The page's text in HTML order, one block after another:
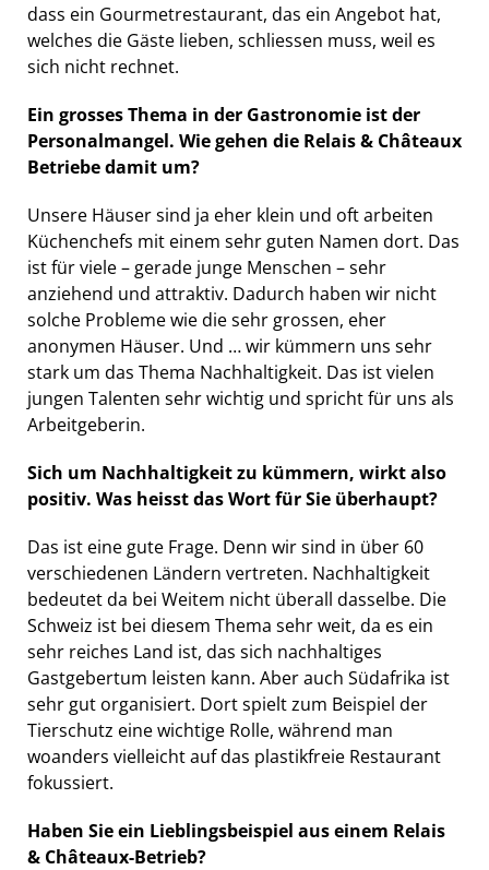
dass ein Gourmetrestaurant, das ein Angebot hat,
welches die Gäste lieben, schliessen muss, weil es
sich nicht rechnet.
Ein grosses Thema in der Gastronomie ist der
Personalmangel. Wie gehen die Relais & Châteaux
Betriebe damit um?
Unsere Häuser sind ja eher klein und oft arbeiten
Küchenchefs mit einem sehr guten Namen dort. Das
ist für viele – gerade junge Menschen – sehr
anziehend und attraktiv. Dadurch haben wir nicht
solche Probleme wie die sehr grossen, eher
anonymen Häuser. Und … wir kümmern uns sehr
stark um das Thema Nachhaltigkeit. Das ist vielen
jungen Talenten sehr wichtig und spricht für uns als
Arbeitgeberin.
Sich um Nachhaltigkeit zu kümmern, wirkt also
positiv. Was heisst das Wort für Sie überhaupt?
Das ist eine gute Frage. Denn wir sind in über 60
verschiedenen Ländern vertreten. Nachhaltigkeit
bedeutet da bei Weitem nicht überall dasselbe. Die
Schweiz ist bei diesem Thema sehr weit, da es ein
sehr reiches Land ist, das sich nachhaltiges
Gastgebertum leisten kann. Aber auch Südafrika ist
sehr gut organisiert. Dort spielt zum Beispiel der
Tierschutz eine wichtige Rolle, während man
woanders vielleicht auf das plastikfreie Restaurant
fokussiert.
Haben Sie ein Lieblingsbeispiel aus einem Relais
& Châteaux-Betrieb?